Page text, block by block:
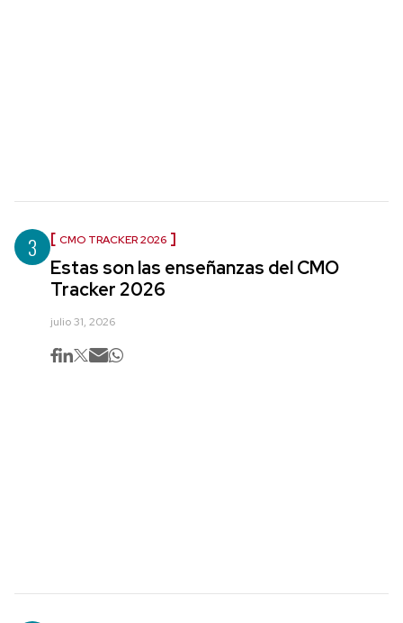
3 CMO TRACKER 2026
Estas son las enseñanzas del CMO
Tracker 2026
julio 31, 2026